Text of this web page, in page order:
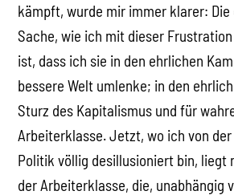
kämpft, wurde mir immer klarer: Die
Sache, wie ich mit dieser
ist, dass ich sie in den ehrlichen
bessere Welt umlenke; in den
Sturz des Kapitalismus und für
Arbeiterklasse. Jetzt, wo ich von
Politik völlig desillusioniert bin, liegt
der Arbeiterklasse, die, unabhängig